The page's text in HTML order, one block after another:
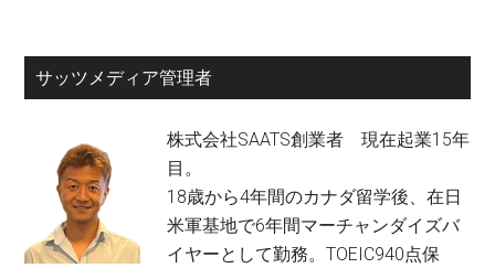
サッツメディア管理者
株式会社SAATS創業者 現在起業15年
目。
18歳から4年間のカナダ留学後、在日
米軍基地で6年間マーチャンダイズバ
イヤーとして勤務。TOEIC940点保